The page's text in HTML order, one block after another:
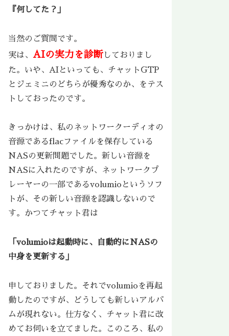
『何してた？」
当然のご質問です。
実は、
AIの実力を診断しておりまし
た。いや、AIといっても、チャットGTP
とジェミニのどちらが優秀なのか、をテス
トしておったのです。
きっかけは、私のネットワークーディオの
音源であるflacファイルを保存している
NASの更新問題でした。新しい音源を
NASに入れたのですが、ネットワークプ
レーヤーの一部であるvolumioというソフ
トが、その新しい音源を認識しないので
す。かつてチャット君は
「volumioは起動時に、自動的にNASの
中身を更新する」
申しておりました。それでvolumioを再起
動したのですが、どうしても新しいアルバ
ムが現れない。仕方なく、チャット君に改
めてお伺いを立てました。このころ、私の